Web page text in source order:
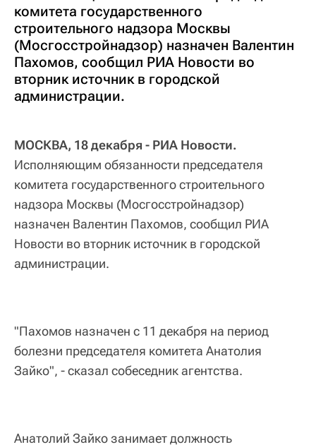
комитета государственного
строительного надзора Москвы
(Мосгосстройнадзор) назначен Валентин
Пахомов, сообщил РИА Новости во
вторник источник в городской
администрации.
МОСКВА, 18 декабря - РИА Новости.
Исполняющим обязанности председателя
комитета государственного строительного
надзора Москвы (Мосгосстройнадзор)
назначен Валентин Пахомов, сообщил РИА
Новости во вторник источник в городской
администрации.
"Пахомов назначен с 11 декабря на период
болезни председателя комитета Анатолия
Зайко", - сказал собеседник агентства.
Анатолий Зайко занимает должность